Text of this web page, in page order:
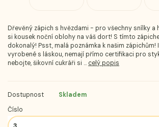
Dřevěný zápich s hvězdami - pro všechny snílky a
si kousek noční oblohy na váš dort! S tímto
dokonalý! Psst, malá poznámka k našim zápichům!
vyrobené s láskou, nemají přímo certifikaci pro
nebojte, šikovní cukráři si ... celý popis
Dostupnost
Skladem
Číslo